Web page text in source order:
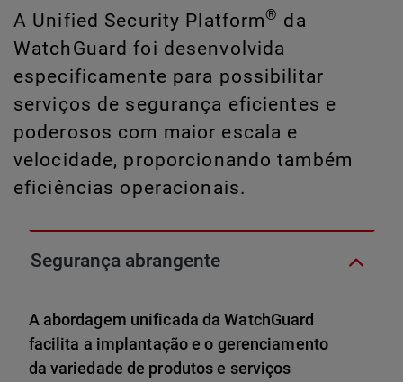
A Unified Security Platform® da
WatchGuard foi desenvolvida
especificamente para possibilitar
serviços de segurança eficientes e
poderosos com maior escala e
velocidade, proporcionando também
eficiências operacionais.
Segurança abrangente
A abordagem unificada da WatchGuard
facilita a implantação e o gerenciamento
da variedade de produtos e serviços